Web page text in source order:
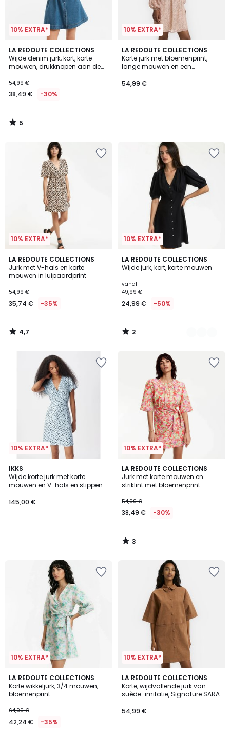
10% EXTRA*
LA REDOUTE COLLECTIONS
Wijde denim jurk, kort, korte
mouwen, drukknopen aan de
54,99 €
38,49 € -30%
5
/
5
5
/
10% EXTRA*
LA REDOUTE COLLECTIONS
Korte jurk met bloemenprint,
lange mouwen en een
54,99 €
10% EXTRA*
LA REDOUTE COLLECTIONS
Jurk met V-hals en korte
mouwen in luipaardprint
54,99 €
35,74 € -35%
4,7
/ 5
4,7
/
10% EXTRA*
LA REDOUTE COLLECTIONS
Wijde jurk, kort, korte mouwen
vanaf
49,99 €
24,99 € -50%
2
/
2
Kleuren
2
/
10% EXTRA*
IKKS
Wijde korte jurk met korte
mouwen en V-hals en stippen
145,00 €
10% EXTRA*
LA REDOUTE COLLECTIONS
Jurk met korte mouwen en
striklint met bloemenprint
54,99 €
38,49 € -30%
3
/
5
3
/
10% EXTRA*
LA REDOUTE COLLECTIONS
Korte wikkeljurk, 3/4 mouwen,
bloemenprint
64,99 €
42,24 € -35%
2,5
/ 5
10% EXTRA*
LA REDOUTE COLLECTIONS
Korte, wijdvallende jurk van
suède-imitatie, Signature SARA
54,99 €